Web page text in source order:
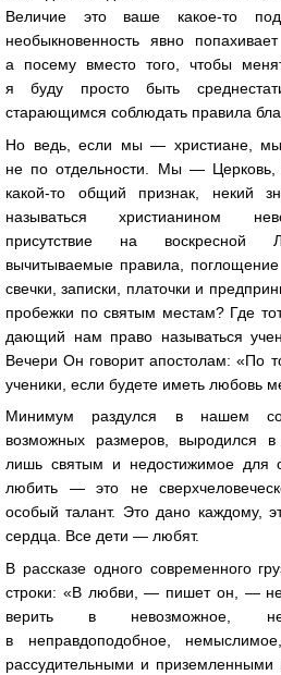
Величие это ваше какое-то
необыкновенность явно
а посему вместо того, чтобы
я буду просто быть
старающимся соблюдать правила
Но ведь, если мы — христиане, мы
не по отдельности. Мы —
какой-то общий признак, некий
называться христианином
присутствие на воскресной
вычитываемые правила,
свечки, записки, платочки и
пробежки по святым местам? Где
дающий нам право называться
Вечери Он говорит апостолам: «По
ученики, если будете иметь любовь
Минимум раздулся в нашем
возможных размеров, выродился в
лишь святым и недостижимое для
любить — это не
особый талант. Это дано каждому,
сердца. Все дети — любят.
В рассказе одного современного
строки: «В любви, — пишет он, —
верить в невозможное,
в неправдоподобное,
рассудительными и